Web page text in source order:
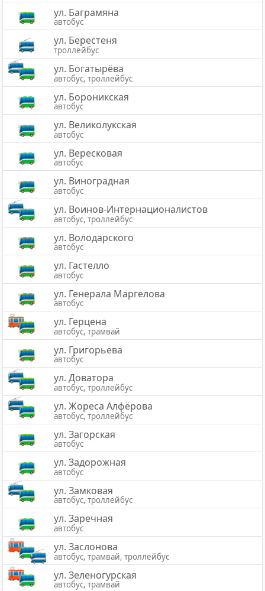
ул. Баграмяна
автобус
ул. Берестеня
троллейбус
ул. Богатырёва
автобус, троллейбус
ул. Бороникская
автобус
ул. Великолукская
автобус
ул. Вересковая
автобус
ул. Виноградная
автобус
ул. Воинов-Интернационалистов
автобус, троллейбус
ул. Володарского
автобус
ул. Гастелло
автобус
ул. Генерала Маргелова
автобус
ул. Герцена
автобус, трамвай
ул. Григорьева
автобус
ул. Доватора
автобус, троллейбус
ул. Жореса Алфёрова
автобус, троллейбус
ул. Загорская
автобус
ул. Задорожная
автобус
ул. Замковая
автобус, троллейбус
ул. Заречная
автобус
ул. Заслонова
автобус, трамвай, троллейбус
ул. Зеленогурская
автобус, трамвай